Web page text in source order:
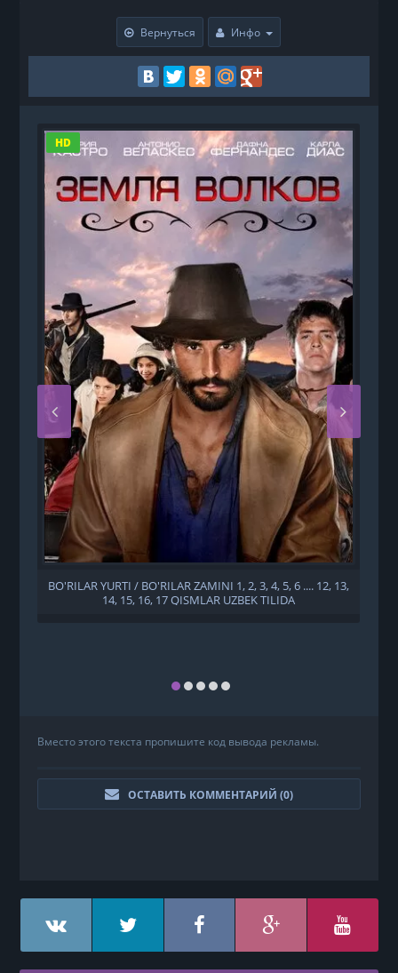
Вернуться Инфо
HD
BO'RILAR YURTI / BO'RILAR ZAMINI 1, 2, 3, 4, 5, 6 .... 12, 13,
14, 15, 16, 17 QISMLAR UZBEK TILIDA
Вместо этого текста пропишите код вывода рекламы.
ОСТАВИТЬ КОММЕНТАРИЙ (0)